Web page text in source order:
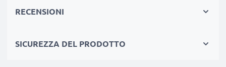
nell’Unione Europea. Per questo siamo orgogliosi di
RECENSIONI
SICUREZZA DEL PRODOTTO